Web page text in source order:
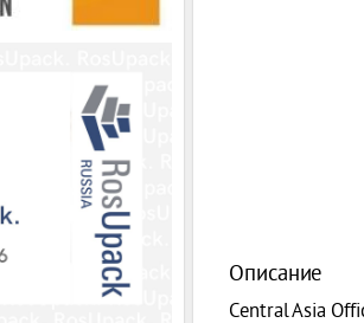
Описание
Central Asia